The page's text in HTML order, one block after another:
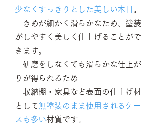
少なくすっきりとした美しい木目 。
きめが細かく滑らかなため、塗装
がしやすく美しく仕上げることがで
きます。
研磨をしなくても滑らかな仕上が
りが得られるため
収納棚・ 家具など表面 の仕上げ材
として無塗装のまま使用されるケー
スも多い材質です。